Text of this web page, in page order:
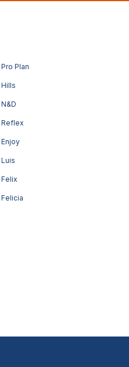
Pro Plan
Hills
N&D
Reflex
Enjoy
Luis
Felix
Felicia